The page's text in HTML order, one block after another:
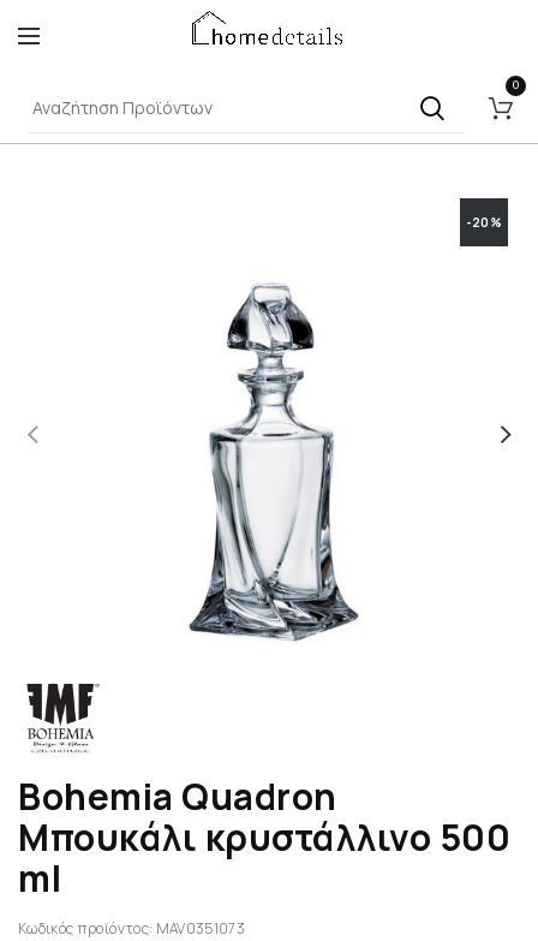
0
-20%
Bohemia Quadron
Μπουκάλι κρυστάλλινο 500
ml
Κωδικός προϊόντος: MAV0351073